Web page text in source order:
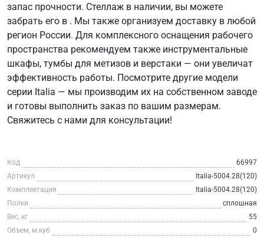
запас прочности. Стеллаж в наличии, вы можете
забрать его в . Мы также организуем доставку в любой
регион России. Для комплексного оснащения рабочего
пространства рекомендуем также инструментальные
шкафы, тумбы для метизов и верстаки — они увеличат
эффективность работы. Посмотрите другие модели
серии Italia — мы производим их на собственном заводе
и готовы выполнить заказ по вашим размерам.
Свяжитесь с нами для консультации!
Код
66997
Артикул
Italia-5004.28(120)
Комплектация
Italia-5004.28(120)
Полки
сплошная
Вес, кг
55
Объем, м.куб
0